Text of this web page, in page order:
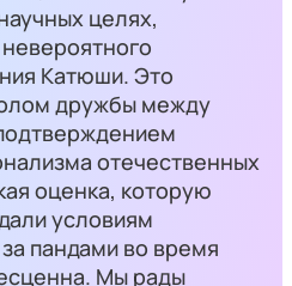
целях,
Катюши. Это
дружбы между
отечественных
оценка, которую
условиям
пандами во время
Мы рады